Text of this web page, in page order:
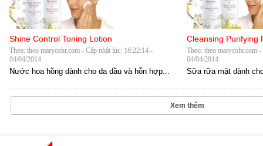
Shine Control Toning Lotion
Theo: theo marycohr.com - Cập nhật lúc: 16:22:14 -
04/04/2014
Nước hoa hồng dành cho da dầu và hỗn hợp...
Cleansing Purifying
Theo: theo marycohr.com
04/04/2014
Sữa rữa mặt dành
Xem thêm